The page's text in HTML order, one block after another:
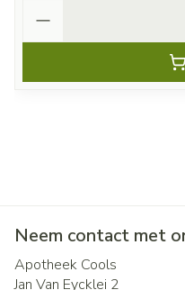
Neem contact met
Apotheek Cools
Jan Van Eycklei 2